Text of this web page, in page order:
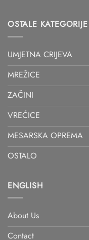
OSTALE KATEGORIJE
UMJETNA CRIJEVA
MREŽICE
ZAČINI
VREĆICE
MESARSKA OPREMA
OSTALO
ENGLISH
About Us
Contact